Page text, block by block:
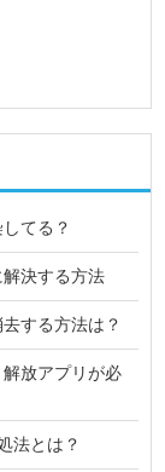
てる？
決する方法
する方法は？
放アプリが必
法とは？